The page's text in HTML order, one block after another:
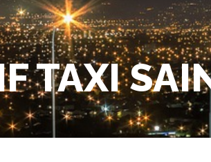
TAXI